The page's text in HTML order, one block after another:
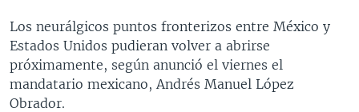
FORO [RADIO]
DEPORTIVO INTERNACIONAL
NOTA ECONÓMICA
Idiomas
Los neurálgicos puntos fronterizos entre México y
Estados Unidos pudieran volver a abrirse
próximamente, según anunció el viernes el
mandatario mexicano, Andrés Manuel López
Obrador.